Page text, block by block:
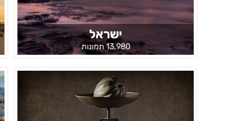
ישראל
13,980 תמונות